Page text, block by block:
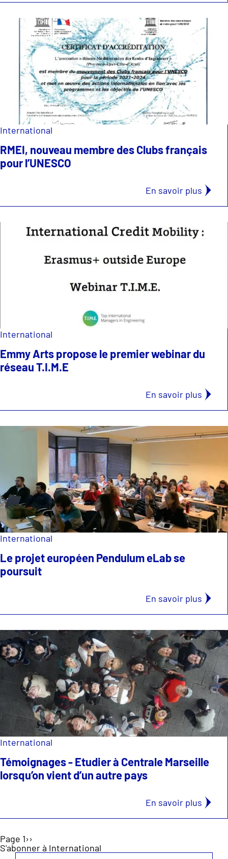
International
RMEI, nouveau membre des Clubs français
pour l’UNESCO
En savoir plus
International
Emmy Arts propose le premier webinar du
réseau T.I.M.E
En savoir plus
International
Le projet européen Pendulum eLab se
poursuit
En savoir plus
International
Témoignages - Etudier à Centrale Marseille
lorsqu’on vient d’un autre pays
En savoir plus
Page 1››
S'abonner à International